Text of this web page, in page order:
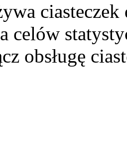
celów
obsługę